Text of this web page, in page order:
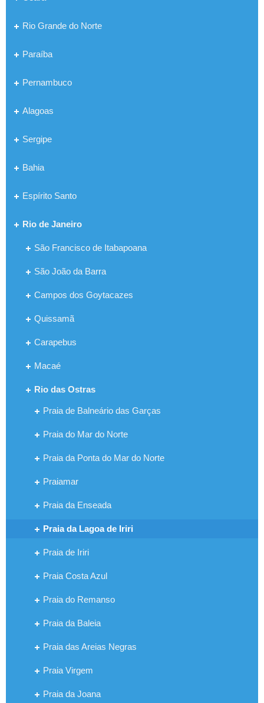
Rio Grande do Norte
Paraíba
Pernambuco
Alagoas
Sergipe
Bahia
Espírito Santo
Rio de Janeiro
São Francisco de Itabapoana
São João da Barra
Campos dos Goytacazes
Quissamã
Carapebus
Macaé
Rio das Ostras
Praia de Balneário das Garças
Praia do Mar do Norte
Praia da Ponta do Mar do Norte
Praiamar
Praia da Enseada
Praia da Lagoa de Iriri
Praia de Iriri
Praia Costa Azul
Praia do Remanso
Praia da Baleia
Praia das Areias Negras
Praia Virgem
Praia da Joana